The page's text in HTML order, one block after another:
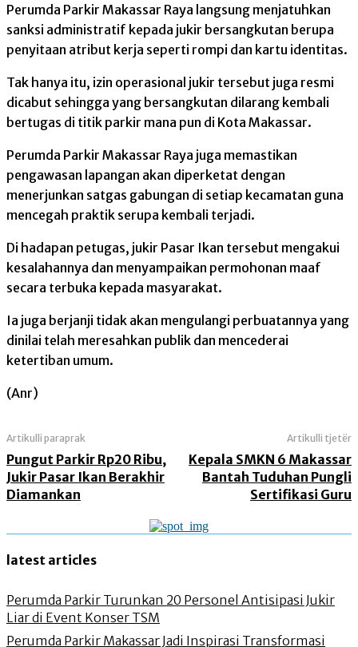
Perumda Parkir Makassar Raya langsung menjatuhkan
sanksi administratif kepada jukir bersangkutan berupa
penyitaan atribut kerja seperti rompi dan kartu identitas.
Tak hanya itu, izin operasional jukir tersebut juga resmi
dicabut sehingga yang bersangkutan dilarang kembali
bertugas di titik parkir mana pun di Kota Makassar.
Perumda Parkir Makassar Raya juga memastikan
pengawasan lapangan akan diperketat dengan
menerjunkan satgas gabungan di setiap kecamatan guna
mencegah praktik serupa kembali terjadi.
Di hadapan petugas, jukir Pasar Ikan tersebut mengakui
kesalahannya dan menyampaikan permohonan maaf
secara terbuka kepada masyarakat.
Ia juga berjanji tidak akan mengulangi perbuatannya yang
dinilai telah meresahkan publik dan mencederai
ketertiban umum.
(Anr)
Artikulli paraprak
Pungut Parkir Rp20 Ribu,
Jukir Pasar Ikan Berakhir
Diamankan
Artikulli tjetër
Kepala SMKN 6 Makassar
Bantah Tuduhan Pungli
Sertifikasi Guru
latest articles
Perumda Parkir Turunkan 20 Personel Antisipasi Jukir
Liar di Event Konser TSM
Perumda Parkir Makassar Jadi Inspirasi Transformasi